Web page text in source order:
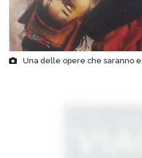
Una delle opere che saranno